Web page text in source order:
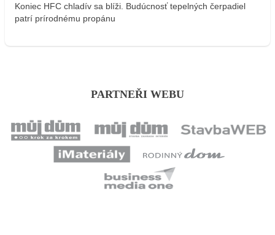
Koniec HFC chladív sa blíži. Budúcnosť tepelných čerpadiel
patrí prírodnému propánu
PARTNEŘI WEBU